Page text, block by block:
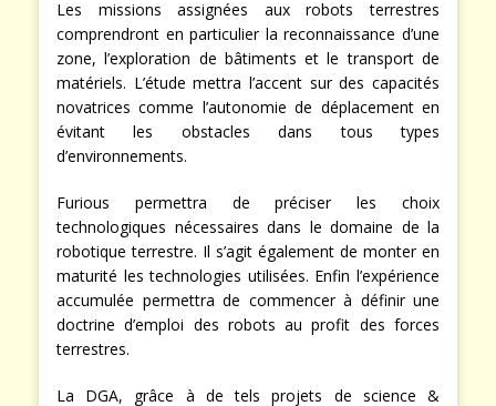
Les missions assignées aux robots terrestres
comprendront en particulier la reconnaissance d’une
zone, l’exploration de bâtiments et le transport de
matériels. L’étude mettra l’accent sur des capacités
novatrices comme l’autonomie de déplacement en
évitant les obstacles dans tous types
d’environnements.
Furious permettra de préciser les choix
technologiques nécessaires dans le domaine de la
robotique terrestre. Il s’agit également de monter en
maturité les technologies utilisées. Enfin l’expérience
accumulée permettra de commencer à définir une
doctrine d’emploi des robots au profit des forces
terrestres.
La DGA, grâce à de tels projets de science &